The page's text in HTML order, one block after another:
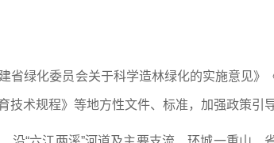
省绿化委员会关于科学造林绿化的实施意见
术规程》等地方性文件、标准，加强政策引导